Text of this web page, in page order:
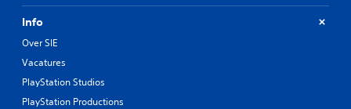
Info
Over SIE
Vacatures
PlayStation Studios
PlayStation Productions